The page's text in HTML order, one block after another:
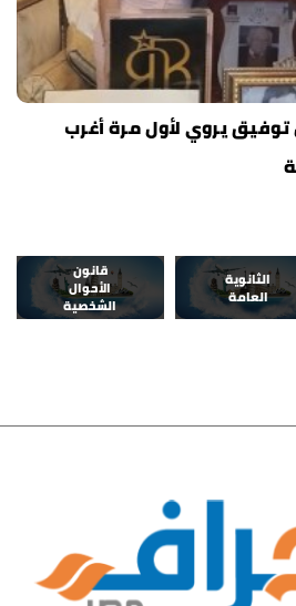
توفيق يروي لأول مرة أغرب
الثانوية
العامة
قانون
الأحوال
الشخصية